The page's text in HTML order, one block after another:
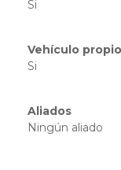
Si
Vehículo propio
Si
Aliados
Ningún aliado